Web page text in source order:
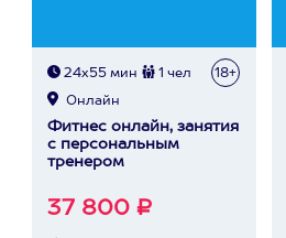
24х55 мин 1 чел 18+
Онлайн
Фитнес онлайн, занятия
с персональным
тренером
37 800 ₽